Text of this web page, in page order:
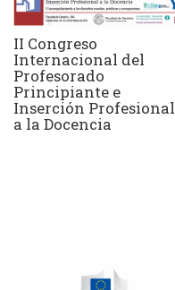
II Congreso
Internacional del
Profesorado
Principiante e
Inserción Profesional
a la Docencia